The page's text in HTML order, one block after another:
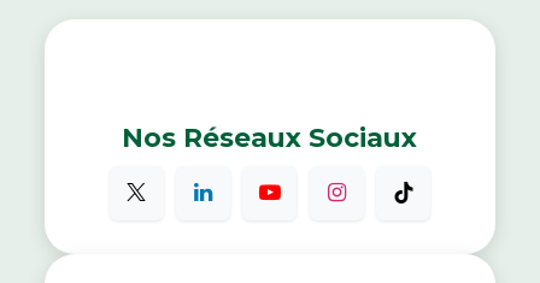
Nos Réseaux Sociaux